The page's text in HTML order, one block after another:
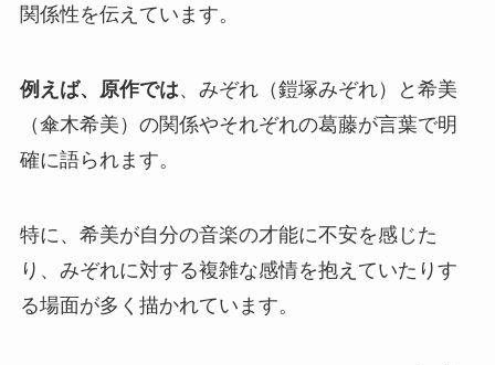
関係性を伝えています。
例えば、原作では、みぞれ（鎧塚みぞれ）と希美
（傘木希美）の関係やそれぞれの葛藤が言葉で明
確に語られます。
特に、希美が自分の音楽の才能に不安を感じた
り、みぞれに対する複雑な感情を抱えていたりす
る場面が多く描かれています。